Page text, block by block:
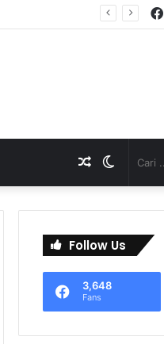
Switch
skin
Artikel
Acak
Follow Us
3,648
Fans